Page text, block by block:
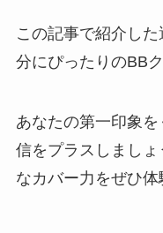
この記事で紹介し
分にぴったりのBB
あなたの第一印象
信をプラスしまし
なカバー力をぜひ体